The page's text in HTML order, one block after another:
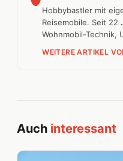
Hobbybastler mit
Reisemobile. Seit 22
Wohnmobil-Technik,
WEITERE ARTIKEL
Auch interessant